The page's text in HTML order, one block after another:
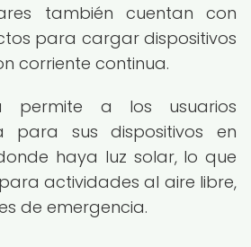
también cuentan con
para cargar dispositivos
corriente continua.
permite a los usuarios
para sus dispositivos en
haya luz solar, lo que
actividades al aire libre,
de emergencia.